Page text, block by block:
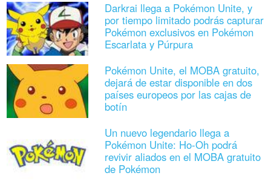
Darkrai llega a Pokémon Unite, y
por tiempo limitado podrás capturar
Pokémon exclusivos en Pokémon
Escarlata y Púrpura
Pokémon Unite, el MOBA gratuito,
dejará de estar disponible en dos
países europeos por las cajas de
botín
Un nuevo legendario llega a
Pokémon Unite: Ho-Oh podrá
revivir aliados en el MOBA gratuito
de Pokémon